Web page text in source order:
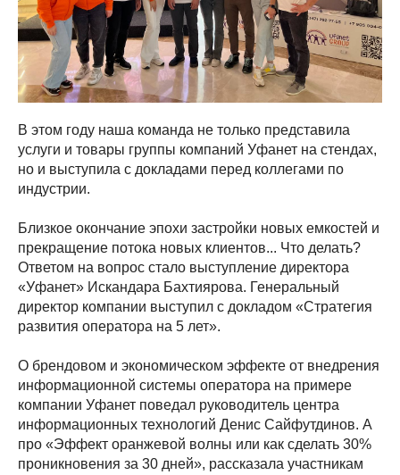
В этом году наша команда не только представила
услуги и товары группы компаний Уфанет на стендах,
но и выступила с докладами перед коллегами по
индустрии.
Близкое окончание эпохи застройки новых емкостей и
прекращение потока новых клиентов... Что делать?
Ответом на вопрос стало выступление директора
«Уфанет» Искандара Бахтиярова. Генеральный
директор компании выступил с докладом «Стратегия
развития оператора на 5 лет».
О брендовом и экономическом эффекте от внедрения
информационной системы оператора на примере
компании Уфанет поведал руководитель центра
информационных технологий Денис Сайфутдинов. А
про «Эффект оранжевой волны или как сделать 30%
проникновения за 30 дней», рассказала участникам